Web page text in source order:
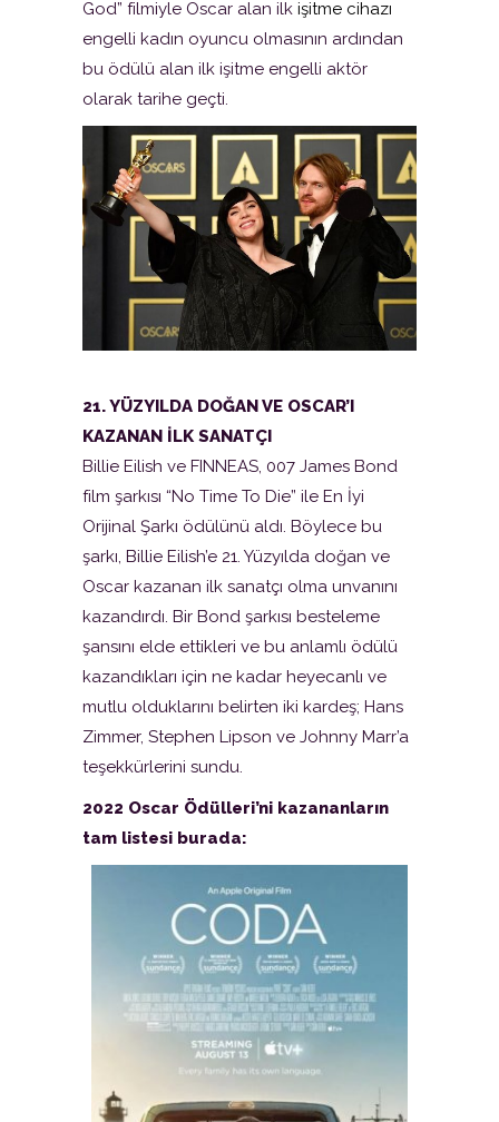
God” filmiyle Oscar alan ilk işitme cihazı
engelli kadın oyuncu olmasının ardından
bu ödülü alan ilk işitme engelli aktör
olarak tarihe geçti.
21. YÜZYILDA DOĞAN VE OSCAR’I
KAZANAN İLK SANATÇI
Billie Eilish ve FINNEAS, 007 James Bond
film şarkısı “No Time To Die” ile En İyi
Orijinal Şarkı ödülünü aldı. Böylece bu
şarkı, Billie Eilish’e 21. Yüzyılda doğan ve
Oscar kazanan ilk sanatçı olma unvanını
kazandırdı. Bir Bond şarkısı besteleme
şansını elde ettikleri ve bu anlamlı ödülü
kazandıkları için ne kadar heyecanlı ve
mutlu olduklarını belirten iki kardeş; Hans
Zimmer, Stephen Lipson ve Johnny Marr’a
teşekkürlerini sundu.
2022 Oscar Ödülleri’ni kazananların
tam listesi burada: